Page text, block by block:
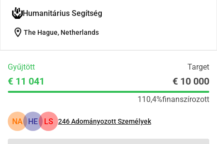
Humanitárius Segítség
location_on The Hague, Netherlands
Gyűjtött Target
€ 11 041 € 10 000
110,4%finanszírozott
NA HE LS 246Adományozott Személyek